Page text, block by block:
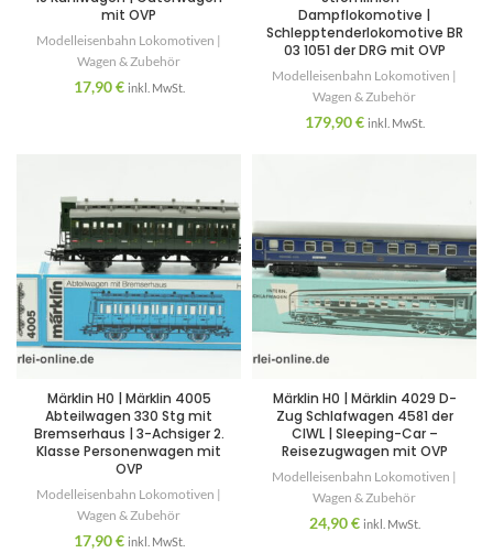
mit OVP
Modelleisenbahn Lokomotiven |
Wagen & Zubehör
17,90€ inkl. MwSt.
Dampflokomotive |
Schlepptenderlokomotive BR
03 1051 der DRG mit OVP
Modelleisenbahn Lokomotiven |
Wagen & Zubehör
179,90€ inkl. MwSt.
Märklin H0 | Märklin 4005
Abteilwagen 330 Stg mit
Bremserhaus | 3-Achsiger 2.
Klasse Personenwagen mit
OVP
Modelleisenbahn Lokomotiven |
Wagen & Zubehör
17,90€ inkl. MwSt.
Märklin H0 | Märklin 4029 D-
Zug Schlafwagen 4581 der
CIWL | Sleeping-Car –
Reisezugwagen mit OVP
Modelleisenbahn Lokomotiven |
Wagen & Zubehör
24,90€ inkl. MwSt.